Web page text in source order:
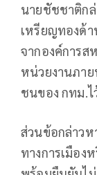
นายชัชชาติกล่
เหรียญทองด้
จากองค์การส
หน่วยงานภา
ชนของ กทม.ไ
ส่วนข้อกล่าวห
ทางการเมือง